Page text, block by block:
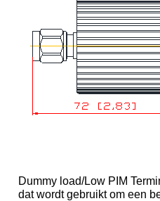
Dummy load/Low PIM
dat wordt gebruikt om een